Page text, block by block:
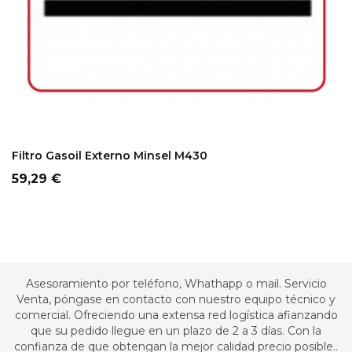
Filtro Gasoil Externo Minsel M430
Precio
59,29 €
Asesoramiento por teléfono, Whathapp o mail. Servicio
Venta, póngase en contacto con nuestro equipo técnico y
comercial. Ofreciendo una extensa red logística afianzando
que su pedido llegue en un plazo de 2 a 3 días. Con la
confianza de que obtengan la mejor calidad precio posible..